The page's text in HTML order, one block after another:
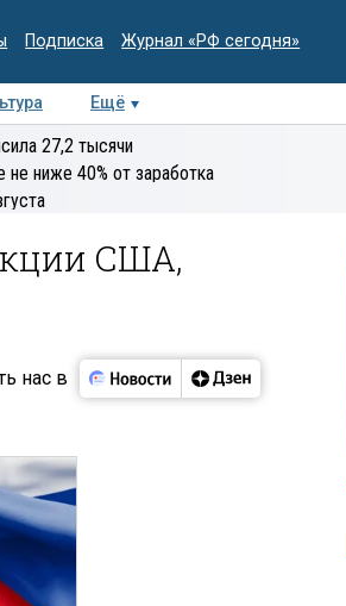
Подписка Журнал «РФ сегодня»
Ещё
Колумнисты
экспертиза
27,2 тысячи
ниже 40% от заработка
США,
нас в